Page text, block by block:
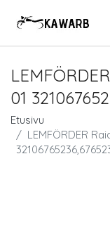
01
Etusivu
LEMFÖRDER